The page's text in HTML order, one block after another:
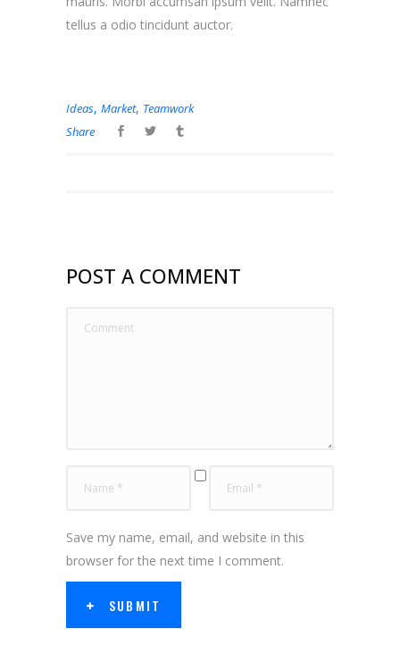
tellus a odio tincidunt auctor.
Ideas, Market, Teamwork
Share
POST A COMMENT
Save my name, email, and website in this
browser for the next time I comment.
SUBMIT